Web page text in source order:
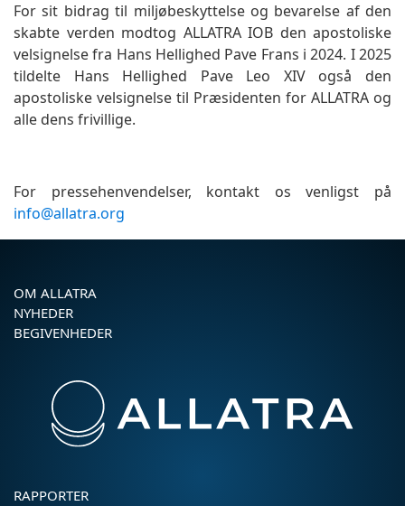
For sit bidrag til miljøbeskyttelse og bevarelse af den
skabte verden modtog ALLATRA IOB den apostoliske
velsignelse fra Hans Hellighed Pave Frans i 2024. I 2025
tildelte Hans Hellighed Pave Leo XIV også den
apostoliske velsignelse til Præsidenten for ALLATRA og
alle dens frivillige.
For pressehenvendelser, kontakt os venligst på
info@allatra.org
OM ALLATRA
NYHEDER
BEGIVENHEDER
RAPPORTER